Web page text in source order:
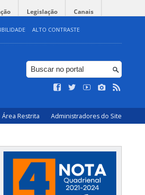
Legislação Canais
ALTO CONTRASTE
Área Restrita Administradores do Site
antifúngica via oral